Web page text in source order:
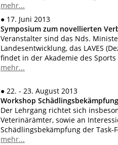
mehr...
● 17. Juni 2013
Symposium zum novellierten
Veranstalter sind das Nds.
Landesentwicklung, das LAVES
findet in der Akademie des
mehr...
● 22. - 23. August 2013
Workshop Schädlingsbekämpfung
Der Lehrgang richtet sich
Veterinärämter, sowie an
Schädlingsbekämpfung der Task-
mehr...